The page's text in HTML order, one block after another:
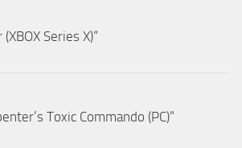
Series X)“
Toxic Commando (PC)“